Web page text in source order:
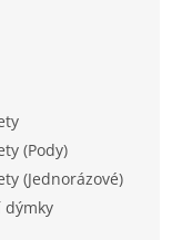
(Pody)
(Jednorázové)
dýmky